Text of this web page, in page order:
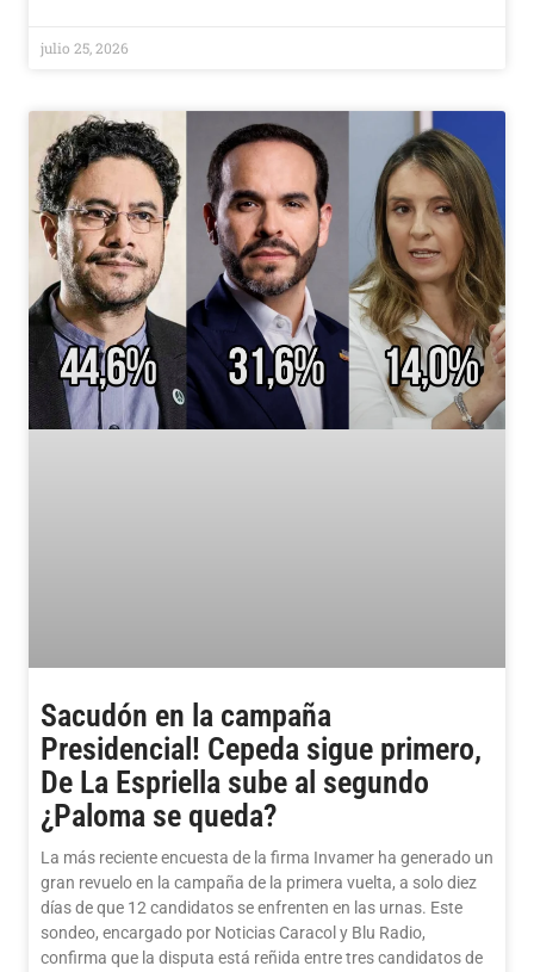
julio 25, 2026
Sacudón en la campaña
Presidencial! Cepeda sigue primero,
De La Espriella sube al segundo
¿Paloma se queda?
La más reciente encuesta de la firma Invamer ha generado un
gran revuelo en la campaña de la primera vuelta, a solo diez
días de que 12 candidatos se enfrenten en las urnas. Este
sondeo, encargado por Noticias Caracol y Blu Radio,
confirma que la disputa está reñida entre tres candidatos de